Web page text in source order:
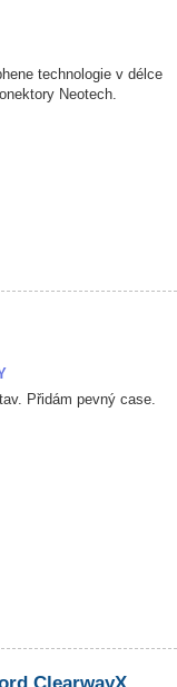
technologie v délce
Neotech.
Přidám pevný case.